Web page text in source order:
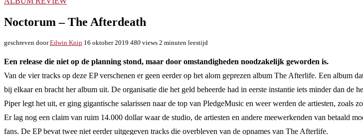
Noctorum – The Afterdeath
geschreven doorEdwin Knip 16 oktober 2019 480 views 2 minuten leestijd
Een release die niet op de planning stond, maar door omstandigheden noodzakelijk geworden is.
Van de vier tracks op deze EP verschenen er geen eerder op het alom geprezen album The Afterlife. Een
bij elkaar en bracht her album uit. De organisatie die het geld beheerde had in eerste instantie iets minder dan
Piper legt het uit, er ging gigantische salarissen naar de top van PledgeMusic en weer werden de artiesten, zoals
Er lag nog een claim van ruim 14.000 dollar waar de studio, de artiesten en andere meewerkenden van betaald
fans. De EP bevat twee niet eerder uitgegeven tracks die overbleven van de opnames van The Afterlife.